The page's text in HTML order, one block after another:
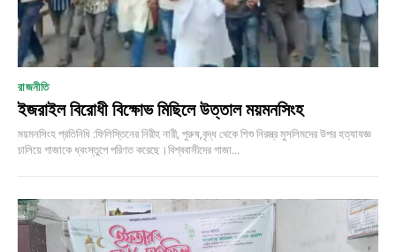
রাজনীতি
ইজরাইল বিরোধী বিক্ষোভ মিছিলে উত্তাল ময়মনসিংহ
ময়মনসিংহ প্রতিনিধি :ফিলিস্তিনের নিরীহ নারী, পুরুষ,বৃদ্ধ থেকে শিশু নিরস্ত্র মুসলিমদের উপর হত্যাযজ্ঞ
চালিয়ে গাজাকে ধ্বংস্তুপে পরিণত করেছে।বিশ্ববাসীদের গাজা...